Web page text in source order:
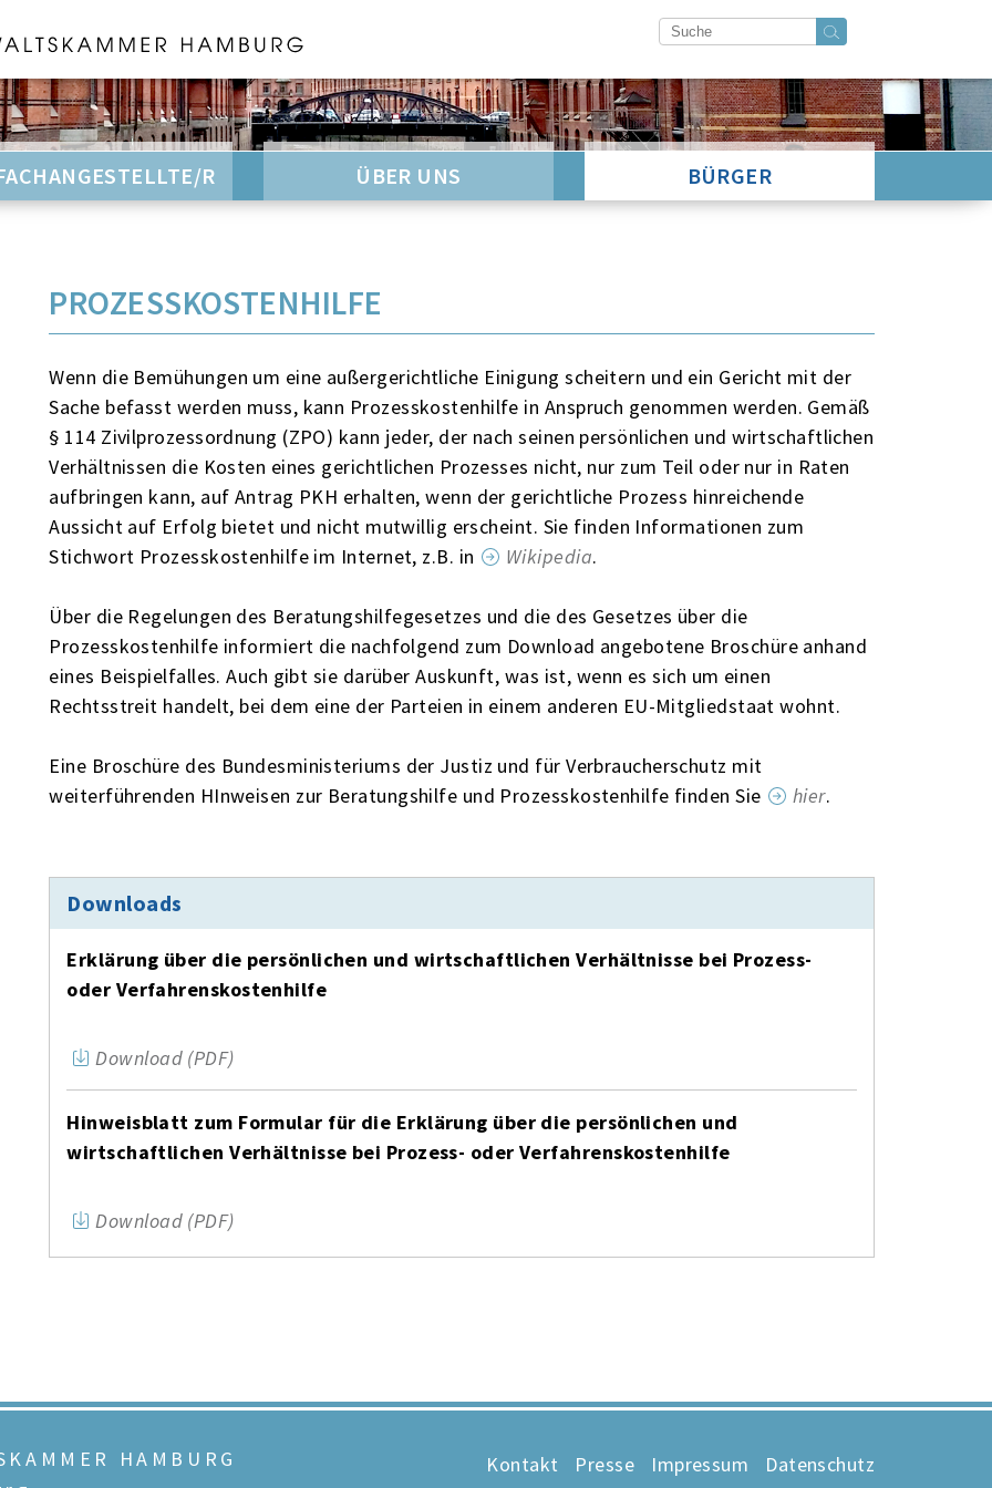
R ÜBER UNS BÜRGER
PROZESSKOSTENHILFE
Wenn die Bemühungen um eine außergerichtliche Einigung scheitern und ein Gericht mit der
Sache befasst werden muss, kann Prozesskostenhilfe in Anspruch genommen werden. Gemäß
§ 114 Zivilprozessordnung (ZPO) kann jeder, der nach seinen persönlichen und wirtschaftlichen
Verhältnissen die Kosten eines gerichtlichen Prozesses nicht, nur zum Teil oder nur in Raten
aufbringen kann, auf Antrag PKH erhalten, wenn der gerichtliche Prozess hinreichende
Aussicht auf Erfolg bietet und nicht mutwillig erscheint. Sie finden Informationen zum
Stichwort Prozesskostenhilfe im Internet, z.B. in
Wikipedia.
Über die Regelungen des Beratungshilfegesetzes und die des Gesetzes über die
Prozesskostenhilfe informiert die nachfolgend zum Download angebotene Broschüre anhand
eines Beispielfalles. Auch gibt sie darüber Auskunft, was ist, wenn es sich um einen
Rechtsstreit handelt, bei dem eine der Parteien in einem anderen EU-Mitgliedstaat wohnt.
Eine Broschüre des Bundesministeriums der Justiz und für Verbraucherschutz mit
weiterführenden HInweisen zur Beratungshilfe und Prozesskostenhilfe finden Sie
hier.
Downloads
Erklärung über die persönlichen und wirtschaftlichen Verhältnisse bei Prozess-
oder Verfahrenskostenhilfe
Download (PDF)
Hinweisblatt zum Formular für die Erklärung über die persönlichen und
wirtschaftlichen Verhältnisse bei Prozess- oder Verfahrenskostenhilfe
Download (PDF)
HAMBURG
Kontakt Presse Impressum Datenschutz